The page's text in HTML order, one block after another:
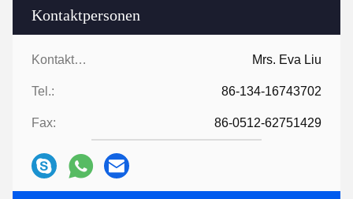
Kontaktpersonen
Kontaktpersonen: Mrs. Eva Liu
Tel.: 86-134-16743702
Fax: 86-0512-62751429